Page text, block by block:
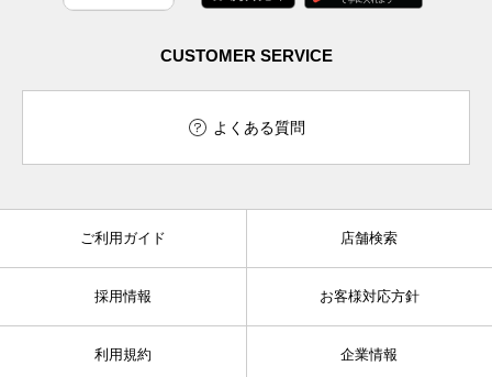
CUSTOMER SERVICE
よくある質問
ご利用ガイド 店舗検索
採用情報 お客様対応方針
利用規約 企業情報